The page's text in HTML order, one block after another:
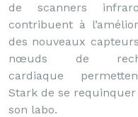
de scanners
contribuent à
des nouveaux
nœuds de
cardiaque
Stark de se requinquer
son labo.